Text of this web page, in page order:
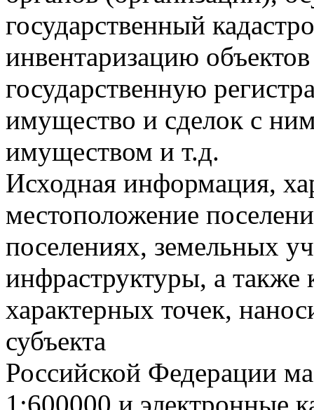
государственный
инвентаризацию
государственную
имущество и сделок с
имуществом и т.д.
Исходная информация,
местоположение
поселениях, земельных
инфраструктуры, а также
характерных точек,
субъекта
Российской Федерации